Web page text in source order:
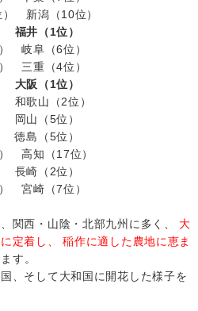
新潟（10位）
福井（1位）
岐阜（6位）
三重（4位）
大阪（1位）
和歌山（2位）
岡山（5位）
島（5位）
高知（17位）
長崎（2位）
宮崎（7位）
関西・山陰・北部九州に多く、 大
定着し、 稲作に適した農地に恵ま
す。
、そして大和国に開花した様子を